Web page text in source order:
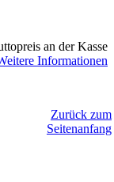
an der Kasse
Informationen
Zurück zum
Seitenanfang